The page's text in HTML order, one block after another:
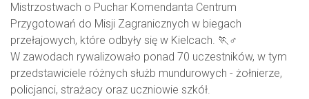
Mistrzostwach o Puchar Komendanta Centrum
Przygotowań do Misji Zagranicznych w biegach
przełajowych, które odbyły się w Kielcach. 🏃♂️
W zawodach rywalizowało ponad 70 uczestników, w tym
przedstawiciele różnych służb mundurowych - żołnierze,
policjanci, strażacy oraz uczniowie szkół.